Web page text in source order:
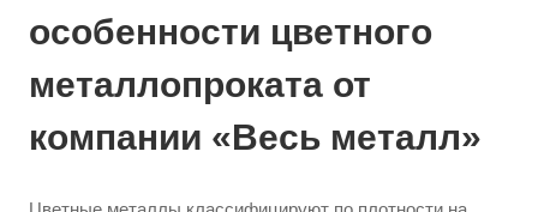
особенности цветного
металлопроката от
компании «Весь металл»